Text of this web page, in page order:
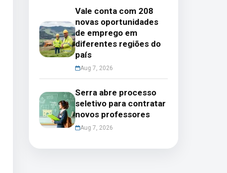
Vale conta com 208
novas oportunidades
de emprego em
diferentes regiões do
país
Aug 7, 2026
Serra abre processo
seletivo para contratar
novos professores
Aug 7, 2026